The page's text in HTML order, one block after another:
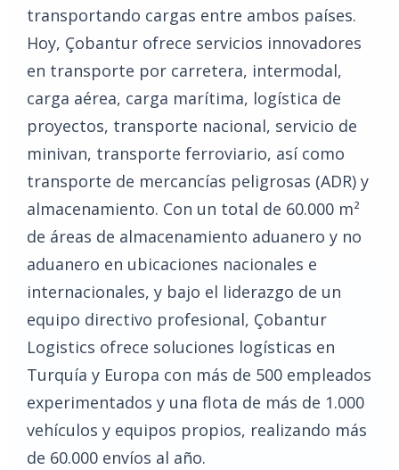
transportando cargas entre ambos países.
Hoy, Çobantur ofrece servicios innovadores
en transporte por carretera, intermodal,
carga aérea, carga marítima, logística de
proyectos, transporte nacional, servicio de
minivan, transporte ferroviario, así como
transporte de mercancías peligrosas (ADR) y
almacenamiento. Con un total de 60.000 m²
de áreas de almacenamiento aduanero y no
aduanero en ubicaciones nacionales e
internacionales, y bajo el liderazgo de un
equipo directivo profesional, Çobantur
Logistics ofrece soluciones logísticas en
Turquía y Europa con más de 500 empleados
experimentados y una flota de más de 1.000
vehículos y equipos propios, realizando más
de 60.000 envíos al año.